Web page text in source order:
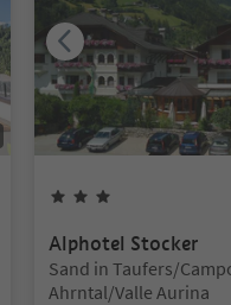
Alphotel Stocker
Emplacement:
Sand in Taufers/
Ahrntal/Valle Aurina